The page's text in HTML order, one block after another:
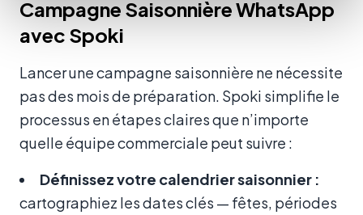
Campagne Saisonnière WhatsApp
avec Spoki
Lancer une campagne saisonnière ne nécessite
pas des mois de préparation. Spoki simplifie le
processus en étapes claires que n’importe
quelle équipe commerciale peut suivre :
Définissez votre calendrier saisonnier :
cartographiez les dates clés — fêtes, périodes